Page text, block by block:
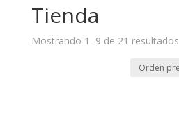
Tienda
Mostrando 1–9 de 21 resultados